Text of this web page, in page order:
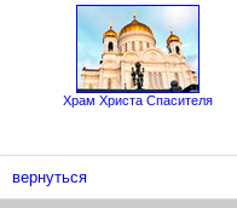
Храм Христа Спасителя
вернуться